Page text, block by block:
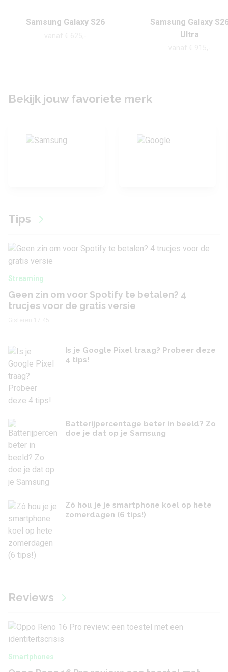
Samsung Galaxy S26
Samsung Galaxy
Ultra
Bekijk jouw favoriete merk
Tips
Streaming
Geen zin om voor Spotify te betalen? 4
trucjes voor de gratis versie
Is je Google Pixel traag? Probeer deze
4 tips!
Batterijpercentage beter in beeld? Zo
doe je dat op je Samsung
Zó hou je je smartphone koel op hete
zomerdagen (6 tips!)
Reviews
Smartphones